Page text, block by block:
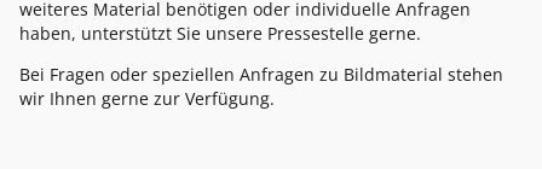
weiteres Material benötigen oder individuelle Anfragen
haben, unterstützt Sie unsere Pressestelle gerne.
Bei Fragen oder speziellen Anfragen zu Bildmaterial stehen
wir Ihnen gerne zur Verfügung.